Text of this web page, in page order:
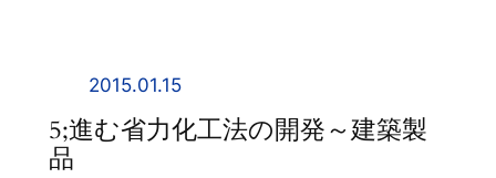
2015.01.15
5;進む省力化工法の開発～建築製
品